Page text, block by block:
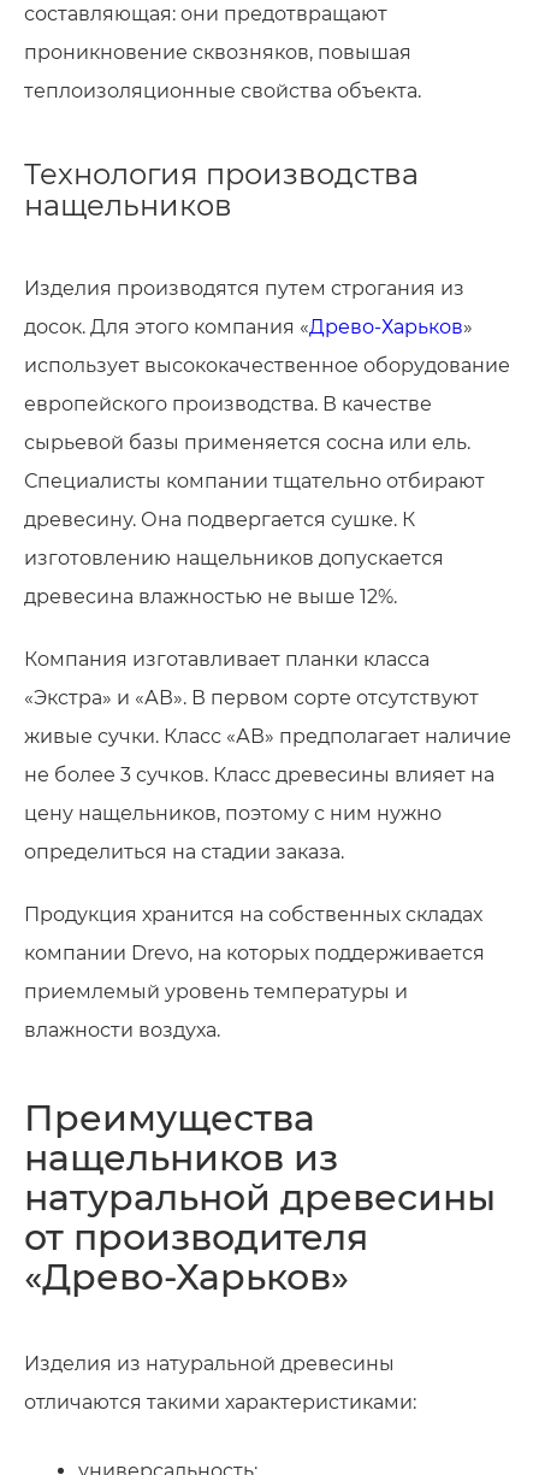
Ваши имя и фамилия
Номер телефона
Номер телефона
составляющая: они предотвращают
проникновение сквозняков, повышая
теплоизоляционные свойства объекта.
Технология производства
нащельников
Изделия производятся путем строгания из
досок. Для этого компания «Древо-Харьков»
использует высококачественное оборудование
европейского производства. В качестве
сырьевой базы применяется сосна или ель.
Специалисты компании тщательно отбирают
древесину. Она подвергается сушке. К
изготовлению нащельников допускается
древесина влажностью не выше 12%.
Компания изготавливает планки класса
«Экстра» и «АВ». В первом сорте отсутствуют
живые сучки. Класс «АВ» предполагает наличие
не более 3 сучков. Класс древесины влияет на
цену нащельников, поэтому с ним нужно
определиться на стадии заказа.
Продукция хранится на собственных складах
компании Drevo, на которых поддерживается
приемлемый уровень температуры и
влажности воздуха.
Преимущества
нащельников из
натуральной древесины
от производителя
«Древо-Харьков»
Изделия из натуральной древесины
отличаются такими характеристиками:
универсальность;